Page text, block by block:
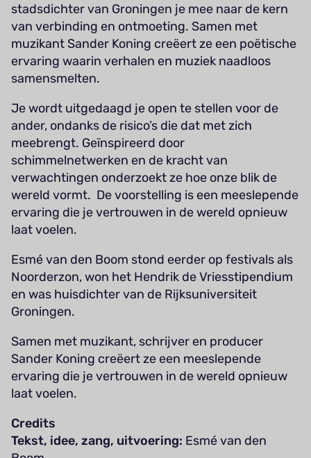
stadsdichter van Groningen je mee naar de kern
van verbinding en ontmoeting. Samen met
muzikant Sander Koning creëert ze een poëtische
ervaring waarin verhalen en muziek naadloos
samensmelten.
Je wordt uitgedaagd je open te stellen voor de
ander, ondanks de risico’s die dat met zich
meebrengt. Geïnspireerd door
schimmelnetwerken en de kracht van
verwachtingen onderzoekt ze hoe onze blik de
wereld vormt. De voorstelling is een meeslepende
ervaring die je vertrouwen in de wereld opnieuw
laat voelen.
Esmé van den Boom stond eerder op festivals als
Noorderzon, won het Hendrik de Vriesstipendium
en was huisdichter van de Rijksuniversiteit
Groningen.
Samen met muzikant, schrijver en producer
Sander Koning creëert ze een meeslepende
ervaring die je vertrouwen in de wereld opnieuw
laat voelen.
Credits
Tekst, idee, zang, uitvoering: Esmé van den